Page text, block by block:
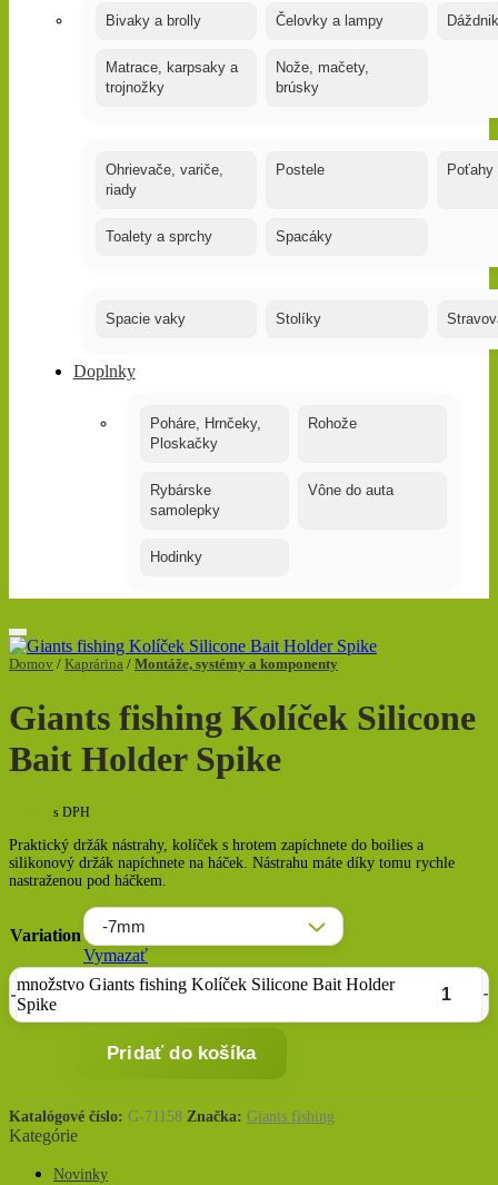
Bivaky a brolly Čelovky a lampy
Matrace, karpsaky a
trojnožky
Nože, mačety,
brúsky
Ohrievače, variče,
riady
Postele Poťahy
Toalety a sprchy Spacáky
Spacie vaky Stolíky
Doplnky
Poháre, Hrnčeky,
Ploskačky
Rohože
Rybárske
samolepky
Vône do auta
Hodinky
Domov / Kaprárina / Montáže, systémy a komponenty
Giants fishing Kolíček Silicone
Bait Holder Spike
s DPH
Praktický držák nástrahy, kolíček s hrotem zapíchnete do boilies a
silikonový držák napíchnete na háček. Nástrahu máte díky tomu rychle
nastraženou pod háčkem.
Variation
Vymazať
množstvo Giants fishing Kolíček Silicone Bait Holder
Spike
Pridať do košíka
Katalógové číslo: G-71158 Značka: Giants fishing
Kategórie
Novinky